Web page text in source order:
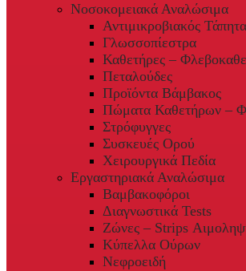
Νοσοκομειακά Αναλώσιμα
Αντιμικροβιακός
Γλωσσοπίεστρα
Καθετήρες –
Πεταλούδες
Προϊόντα Βάμβακος
Πώματα Καθετήρων –
Στρόφυγγες
Συσκευές Ορού
Χειρουργικά Πεδία
Εργαστηριακά Αναλώσιμα
Βαμβακοφόροι
Διαγνωστικά Tests
Ζώνες – Strips
Κύπελλα Ούρων
Νεφροειδή